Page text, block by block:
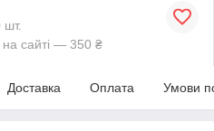
сайті — 350 ₴
Доставка Оплата Умови